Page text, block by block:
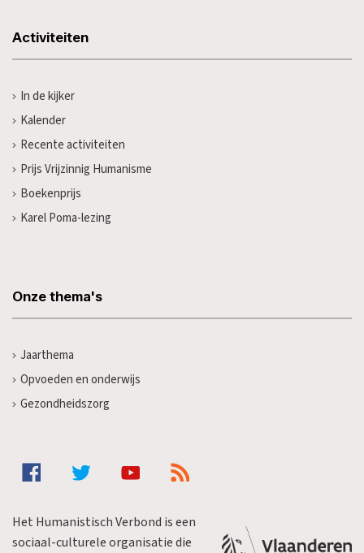
Activiteiten
In de kijker
Kalender
Recente activiteiten
Prijs Vrijzinnig Humanisme
Boekenprijs
Karel Poma-lezing
Onze thema's
Jaarthema
Opvoeden en onderwijs
Gezondheidszorg
Het Humanistisch Verbond is een
sociaal-culturele organisatie die